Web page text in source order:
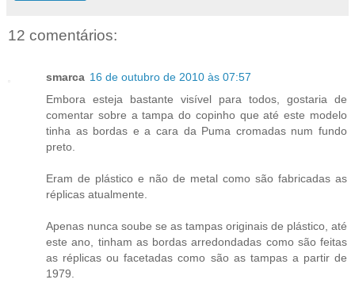
12 comentários:
smarca 16 de outubro de 2010 às 07:57
Embora esteja bastante visível para todos, gostaria de
comentar sobre a tampa do copinho que até este modelo
tinha as bordas e a cara da Puma cromadas num fundo
preto.
Eram de plástico e não de metal como são fabricadas as
réplicas atualmente.
Apenas nunca soube se as tampas originais de plástico, até
este ano, tinham as bordas arredondadas como são feitas
as réplicas ou facetadas como são as tampas a partir de
1979.